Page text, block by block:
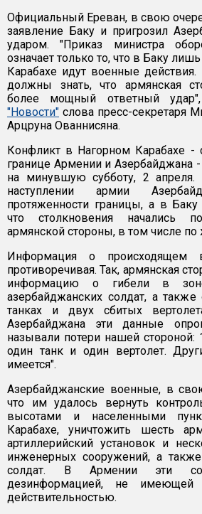
Официальный Ереван, в свою
заявление Баку и пригрозил
ударом. "Приказ министра
означает только то, что в Баку
Карабахе идут военные
должны знать, что армянская
более мощный ответный
"Новости" слова пресс-секретаря
Арцруна Ованнисяна.
Конфликт в Нагорном Карабахе -
границе Армении и Азербайджана
на минувшую субботу, 2 апреля.
наступлении армии
протяженности границы, а в
что столкновения начались
армянской стороны, в том числе
Информация о происходящем
противоречивая. Так, армянская
информацию о гибели в
азербайджанских солдат, а
танках и двух сбитых
Азербайджана эти данные
называли потери нашей
один танк и один вертолет.
имеется".
Азербайджанские военные, в
что им удалось вернуть
высотами и населенными
Карабахе, уничтожить шесть
артиллерийский установок и
инженерных сооружений, а
солдат. В Армении эти
дезинформацией, не
действительностью.